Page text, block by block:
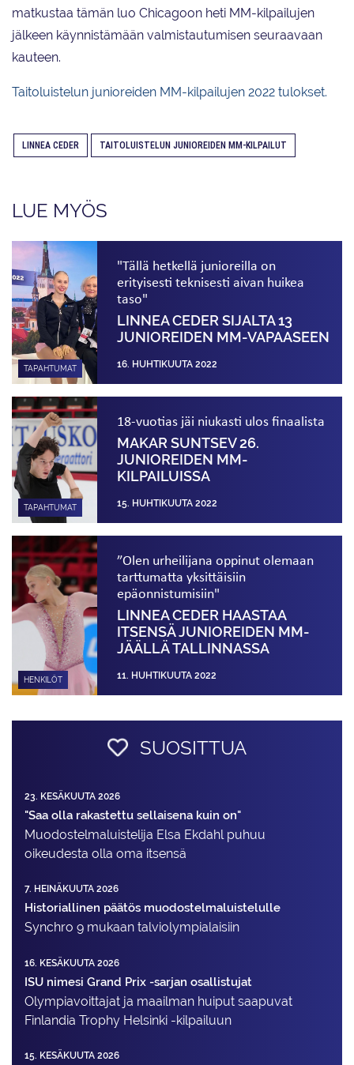
matkustaa tämän luo Chicagoon heti MM-kilpailujen
jälkeen käynnistämään valmistautumisen seuraavaan
kauteen.
Taitoluistelun junioreiden MM-kilpailujen 2022 tulokset.
LINNEA CEDER TAITOLUISTELUN JUNIOREIDEN MM-KILPAILUT
LUE MYÖS
TAPAHTUMAT
"Tällä hetkellä junioreilla on
erityisesti teknisesti aivan huikea
taso"
LINNEA CEDER SIJALTA 13
JUNIOREIDEN MM-VAPAASEEN
16. HUHTIKUUTA 2022
TAPAHTUMAT
18-vuotias jäi niukasti ulos finaalista
MAKAR SUNTSEV 26.
JUNIOREIDEN MM-
KILPAILUISSA
15. HUHTIKUUTA 2022
HENKILÖT
”Olen urheilijana oppinut olemaan
tarttumatta yksittäisiin
epäonnistumisiin"
LINNEA CEDER HAASTAA
ITSENSÄ JUNIOREIDEN MM-
JÄÄLLÄ TALLINNASSA
11. HUHTIKUUTA 2022
SUOSITTUA
23. KESÄKUUTA 2026
"Saa olla rakastettu sellaisena kuin on"
Muodostelma­luistelija Elsa Ekdahl puhuu
oikeudesta olla oma itsensä
7. HEINÄKUUTA 2026
Historiallinen päätös muodostelmaluistelulle
Synchro 9 mukaan talviolympialaisiin
16. KESÄKUUTA 2026
ISU nimesi Grand Prix -sarjan osallistujat
Olympiavoittajat ja maailman huiput saapuvat
Finlandia Trophy Helsinki -kilpailuun
15. KESÄKUUTA 2026